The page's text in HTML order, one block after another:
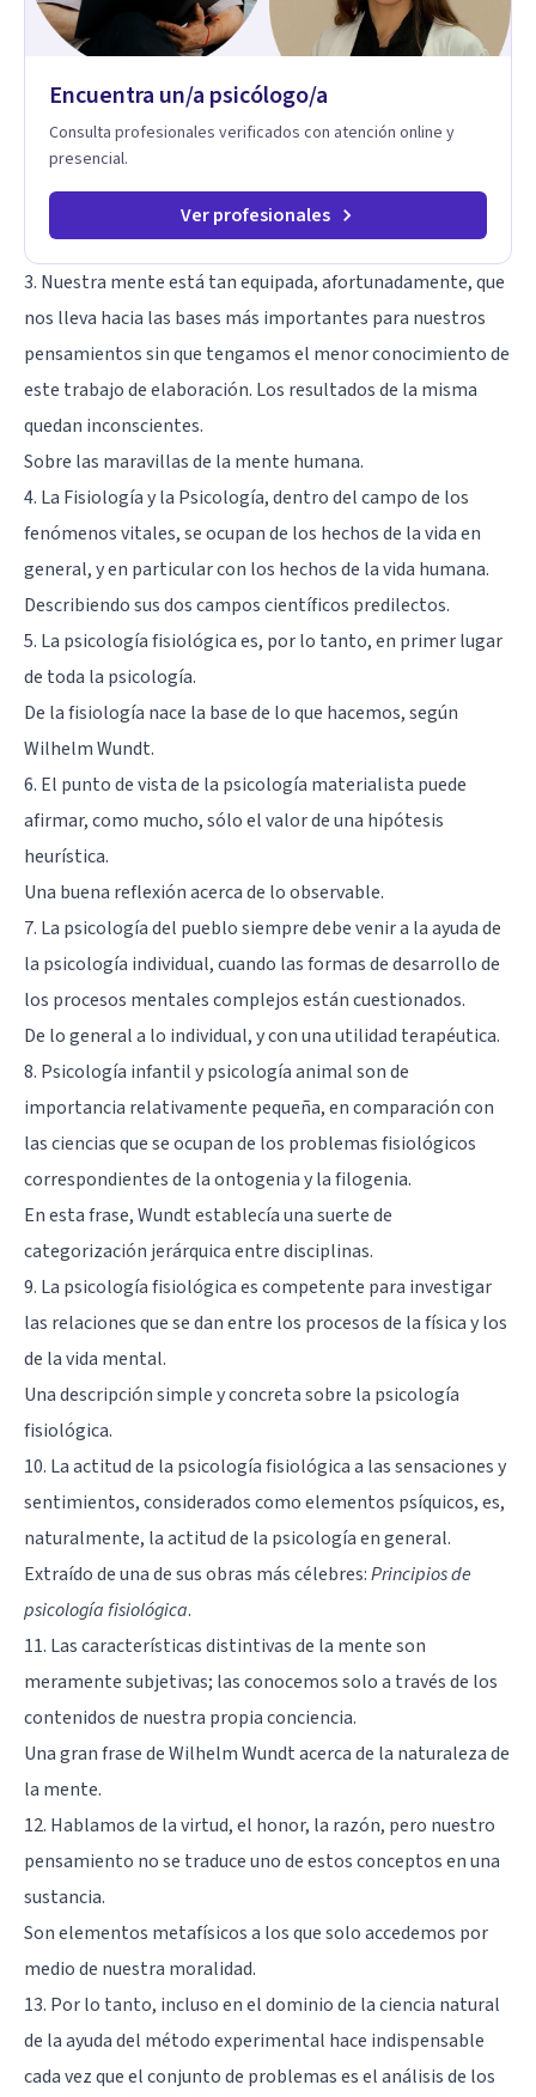
ritmo de cada persona. Integro conocimientos y herramientas
de la psicología con un enfoque informado en trauma para
fortalecer sus recursos personales, desarrollar nuevas
resiliencia y bienestar. Creo profundamente en la
autoconciencia como un camino fundamental para la
transformación personal y para construir una vida más
auténtica y significativa.
Encuentra un/a psicólogo/a
Consulta profesionales verificados con atención online y
presencial.
Ver profesionales
3. Nuestra mente está tan equipada, afortunadamente, que
nos lleva hacia las bases más importantes para nuestros
pensamientos sin que tengamos el menor conocimiento de
este trabajo de elaboración. Los resultados de la misma
quedan inconscientes.
Sobre las maravillas de la mente humana.
4. La Fisiología y la Psicología, dentro del campo de los
fenómenos vitales, se ocupan de los hechos de la vida en
general, y en particular con los hechos de la vida humana.
Describiendo sus dos campos científicos predilectos.
5. La psicología fisiológica es, por lo tanto, en primer lugar
de toda la psicología.
De la fisiología nace la base de lo que hacemos, según
Wilhelm Wundt.
6. El punto de vista de la psicología materialista puede
afirmar, como mucho, sólo el valor de una hipótesis
heurística.
Una buena reflexión acerca de lo observable.
7. La psicología del pueblo siempre debe venir a la ayuda de
la psicología individual, cuando las formas de desarrollo de
los procesos mentales complejos están cuestionados.
De lo general a lo individual, y con una utilidad terapéutica.
8. Psicología infantil y psicología animal son de
importancia relativamente pequeña, en comparación con
las ciencias que se ocupan de los problemas fisiológicos
correspondientes de la ontogenia y la filogenia.
En esta frase, Wundt establecía una suerte de
categorización jerárquica entre disciplinas.
9. La psicología fisiológica es competente para investigar
las relaciones que se dan entre los procesos de la física y los
de la vida mental.
Una descripción simple y concreta sobre la psicología
fisiológica.
10. La actitud de la psicología fisiológica a las sensaciones y
sentimientos, considerados como elementos psíquicos, es,
naturalmente, la actitud de la psicología en general.
Extraído de una de sus obras más célebres:Principios de
psicología fisiológica.
11. Las características distintivas de la mente son
meramente subjetivas; las conocemos solo a través de los
contenidos de nuestra propia conciencia.
Una gran frase de Wilhelm Wundt acerca de la naturaleza de
la mente.
12. Hablamos de la virtud, el honor, la razón, pero nuestro
pensamiento no se traduce uno de estos conceptos en una
sustancia.
Son elementos metafísicos a los que solo accedemos por
medio de nuestra moralidad.
13. Por lo tanto, incluso en el dominio de la ciencia natural
de la ayuda del método experimental hace indispensable
cada vez que el conjunto de problemas es el análisis de los